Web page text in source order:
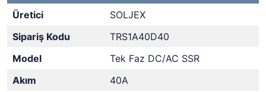
Üretici
SOLJEX
Sipariş Kodu
TRS1A40D40
Model
Tek Faz DC/AC SSR
Akım
40A